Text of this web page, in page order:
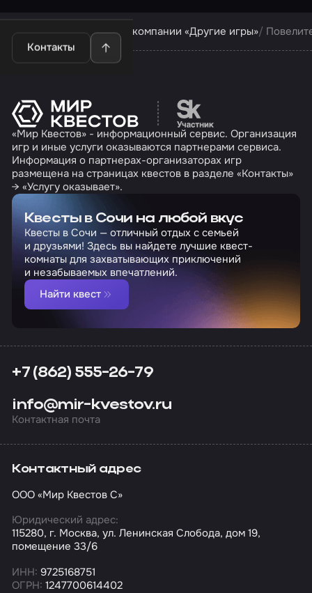
Контакты
Квесты компании «Другие игры»
Перейти на сайт
«Мир Квестов» - информационный сервис. Организация
игр и иные услуги оказываются партнерами сервиса.
Информация о партнерах-организаторах игр
размещена на страницах квестов в разделе «Контакты»
→ «Услугу оказывает».
Квесты в Сочи на любой вкус
Квесты в Сочи — отличный отдых с семьей
и друзьями! Здесь вы найдете лучшие квест-
комнаты для захватывающих приключений
и незабываемых впечатлений.
Найти квест
+7 (862) 555-26-79
info@mir-kvestov.ru
Контактная почта
Контактный адрес
ООО «Мир Квестов С»
Юридический адрес:
115280, г. Москва, ул. Ленинская Слобода, дом 19,
помещение 33/6
ИНН: 9725168751
ОГРН: 1247700614402